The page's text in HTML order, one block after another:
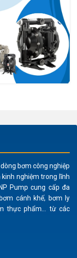
bơm công nghiệp
nghiệm trong lĩnh
Pump cung cấp đa
cánh khế, bơm ly
thực phẩm... từ các